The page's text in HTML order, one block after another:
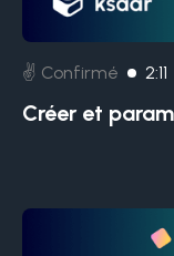
✌️ Confirmé 2:11
Créer et